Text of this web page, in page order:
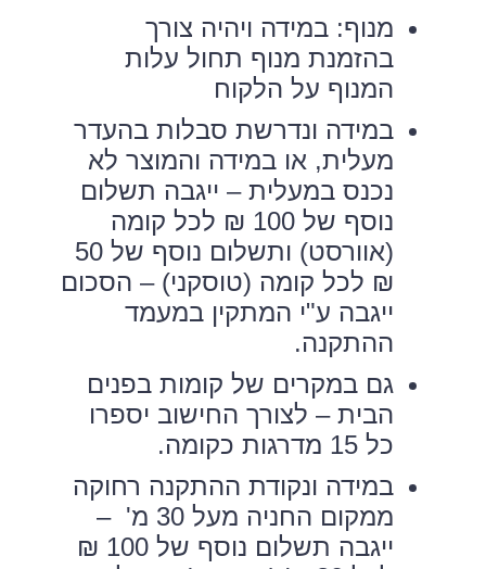
מנוף: במידה ויהיה צורך
בהזמנת מנוף תחול עלות
המנוף על הלקוח
במידה ונדרשת סבלות בהעדר
מעלית, או במידה והמוצר לא
נכנס במעלית – ייגבה תשלום
נוסף של 100 ₪ לכל קומה
(אוורסט) ותשלום נוסף של 50
₪ לכל קומה (טוסקני) – הסכום
ייגבה ע"י המתקין במעמד
ההתקנה.
גם במקרים של קומות בפנים
הבית – לצורך החישוב יספרו
כל 15 מדרגות כקומה.
במידה ונקודת ההתקנה רחוקה
ממקום החניה מעל 30 מ' –
ייגבה תשלום נוסף של 100 ₪